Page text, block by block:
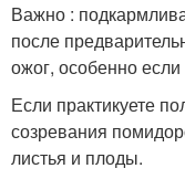
Важно :
после
ожог, особенно
Если практикуете
созревания
листья и плоды.